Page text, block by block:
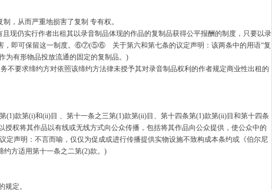
从而严重地损害了复制 专有权。
仍实行作者出租其以录音制品体现的作品的复制品获得公平报酬的制度，只要以录
，即可保留这一制度。⑥⑦(⑤⑥ 关于第六和第七条的议定声明：该两条中的用语“复
为有形物品投放流通的固定的复制品。)
求缔约方对依照该缔约方法律未授予其对录音制品权利的作者规定商业性出租的
款第(i)和(ii)目 、第十一条之三第(1)款第(ii)目、第十四条第(1)款第(ii)目和第十四条
权将其作品以有线或无线方式向公众传播，包括将其作品向公众提供，使公众中的
声明：不言而喻，仅仅为促成或进行传播提供实物设施不致构成本条约或《伯尔尼
约方适用第十一条之二第(2)款。)
定。